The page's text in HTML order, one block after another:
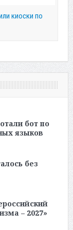
киоски по
бот по
языков
без
– 2027»